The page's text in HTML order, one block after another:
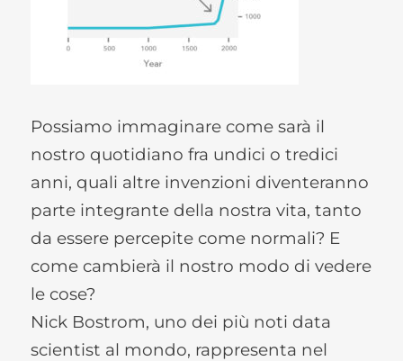
Possiamo immaginare come sarà il
nostro quotidiano fra undici o tredici
anni, quali altre invenzioni diventeranno
parte integrante della nostra vita, tanto
da essere percepite come normali? E
come cambierà il nostro modo di vedere
le cose?
Nick Bostrom, uno dei più noti data
scientist al mondo, rappresenta nel